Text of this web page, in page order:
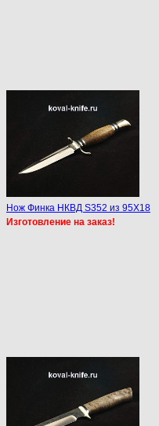
Нож Финка НКВД S352 из 95Х18
Изготовление на заказ!